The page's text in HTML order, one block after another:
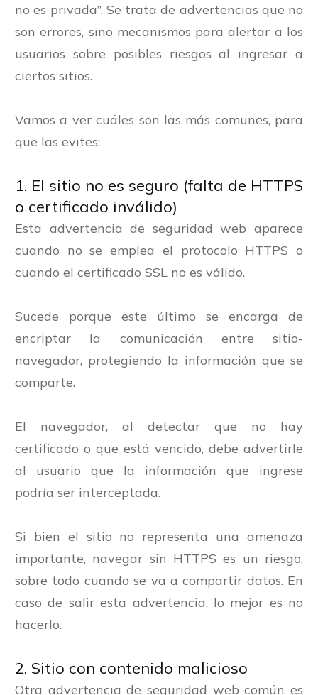
no es privada”. Se trata de advertencias que no
son errores, sino mecanismos para alertar a los
usuarios sobre posibles riesgos al ingresar a
ciertos sitios.
Vamos a ver cuáles son las más comunes, para
que las evites:
1. El sitio no es seguro (falta de HTTPS
o certificado inválido)
Esta advertencia de seguridad web aparece
cuando no se emplea el protocolo HTTPS o
cuando el certificado SSL no es válido.
Sucede porque este último se encarga de
encriptar la comunicación entre sitio-
navegador, protegiendo la información que se
comparte.
El navegador, al detectar que no hay
certificado o que está vencido, debe advertirle
al usuario que la información que ingrese
podría ser interceptada.
Si bien el sitio no representa una amenaza
importante, navegar sin HTTPS es un riesgo,
sobre todo cuando se va a compartir datos. En
caso de salir esta advertencia, lo mejor es no
hacerlo.
2. Sitio con contenido malicioso
Otra advertencia de seguridad web común es